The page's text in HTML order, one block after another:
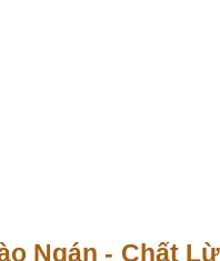
Ngán - Chất Lừ